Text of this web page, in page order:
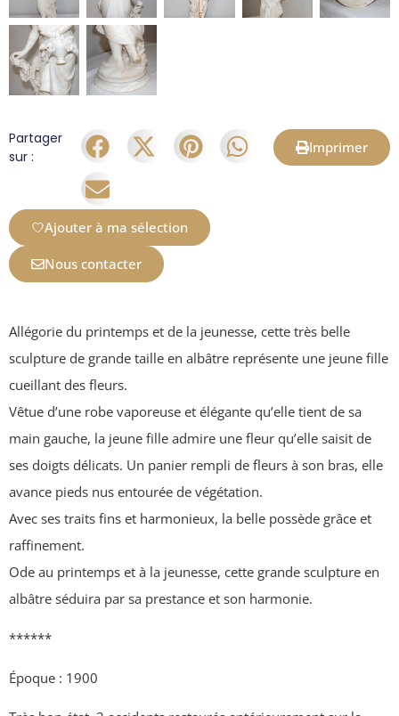
Partager
sur :
Imprimer
Ajouter à ma sélection
Nous contacter
Allégorie du printemps et de la jeunesse, cette très belle
sculpture de grande taille en albâtre représente une jeune fille
cueillant des fleurs.
Vêtue d’une robe vaporeuse et élégante qu’elle tient de sa
main gauche, la jeune fille admire une fleur qu’elle saisit de
ses doigts délicats. Un panier rempli de fleurs à son bras, elle
avance pieds nus entourée de végétation.
Avec ses traits fins et harmonieux, la belle possède grâce et
raffinement.
Ode au printemps et à la jeunesse, cette grande sculpture en
albâtre séduira par sa prestance et son harmonie.
******
Époque : 1900